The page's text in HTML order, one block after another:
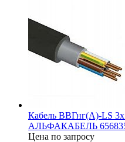
Кабель ВВГнг(А)-LS
АЛЬФАКАБЕЛЬ
Цена по запросу